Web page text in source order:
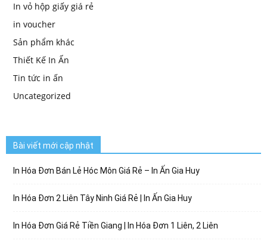
In vỏ hộp giấy giá rẻ
in voucher
Sản phẩm khác
Thiết Kế In Ấn
Tin tức in ấn
Uncategorized
Bài viết mới cập nhật
In Hóa Đơn Bán Lẻ Hóc Môn Giá Rẻ – In Ấn Gia Huy
In Hóa Đơn 2 Liên Tây Ninh Giá Rẻ | In Ấn Gia Huy
In Hóa Đơn Giá Rẻ Tiền Giang | In Hóa Đơn 1 Liên, 2 Liên